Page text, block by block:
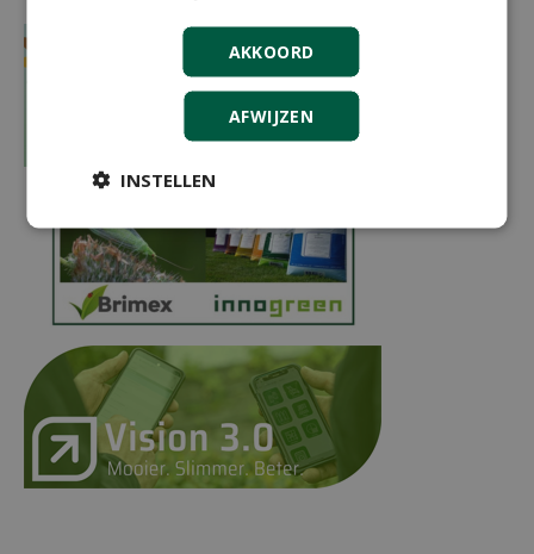
AKKOORD
AFWIJZEN
INSTELLEN